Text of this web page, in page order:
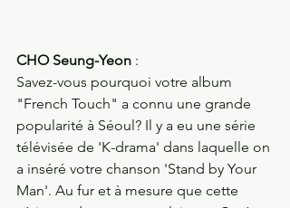
CHO Seung-Yeon :
Savez-vous pourquoi votre album
"French Touch" a connu une grande
popularité à Séoul? Il y a eu une série
télévisée de 'K-drama' dans laquelle on
a inséré votre chanson 'Stand by Your
Man'. Au fur et à mesure que cette